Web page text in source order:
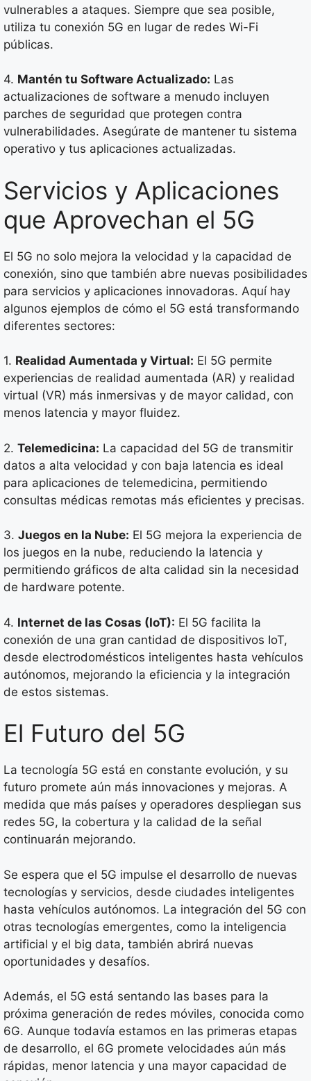
vulnerables a ataques. Siempre que sea posible,
utiliza tu conexión 5G en lugar de redes Wi-Fi
públicas.
4. Mantén tu Software Actualizado: Las
actualizaciones de software a menudo incluyen
parches de seguridad que protegen contra
vulnerabilidades. Asegúrate de mantener tu sistema
operativo y tus aplicaciones actualizadas.
Servicios y Aplicaciones
que Aprovechan el 5G
El 5G no solo mejora la velocidad y la capacidad de
conexión, sino que también abre nuevas posibilidades
para servicios y aplicaciones innovadoras. Aquí hay
algunos ejemplos de cómo el 5G está transformando
diferentes sectores:
1. Realidad Aumentada y Virtual: El 5G permite
experiencias de realidad aumentada (AR) y realidad
virtual (VR) más inmersivas y de mayor calidad, con
menos latencia y mayor fluidez.
2. Telemedicina: La capacidad del 5G de transmitir
datos a alta velocidad y con baja latencia es ideal
para aplicaciones de telemedicina, permitiendo
consultas médicas remotas más eficientes y precisas.
3. Juegos en la Nube: El 5G mejora la experiencia de
los juegos en la nube, reduciendo la latencia y
permitiendo gráficos de alta calidad sin la necesidad
de hardware potente.
4. Internet de las Cosas (IoT): El 5G facilita la
conexión de una gran cantidad de dispositivos IoT,
desde electrodomésticos inteligentes hasta vehículos
autónomos, mejorando la eficiencia y la integración
de estos sistemas.
El Futuro del 5G
La tecnología 5G está en constante evolución, y su
futuro promete aún más innovaciones y mejoras. A
medida que más países y operadores despliegan sus
redes 5G, la cobertura y la calidad de la señal
continuarán mejorando.
Se espera que el 5G impulse el desarrollo de nuevas
tecnologías y servicios, desde ciudades inteligentes
hasta vehículos autónomos. La integración del 5G con
otras tecnologías emergentes, como la inteligencia
artificial y el big data, también abrirá nuevas
oportunidades y desafíos.
Además, el 5G está sentando las bases para la
próxima generación de redes móviles, conocida como
6G. Aunque todavía estamos en las primeras etapas
de desarrollo, el 6G promete velocidades aún más
rápidas, menor latencia y una mayor capacidad de